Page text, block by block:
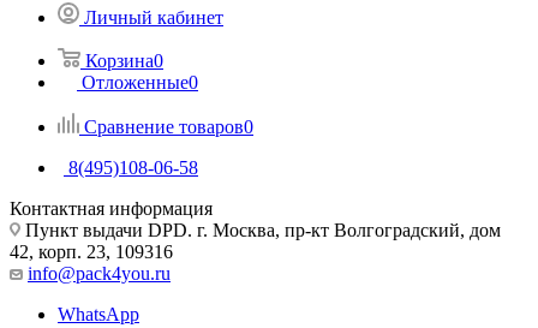
Личный кабинет
Корзина0
Отложенные0
Сравнение товаров0
8(495)108-06-58
Контактная информация
Пункт выдачи DPD. г. Москва, пр-кт Волгоградский, дом
42, корп. 23, 109316
info@pack4you.ru
WhatsApp